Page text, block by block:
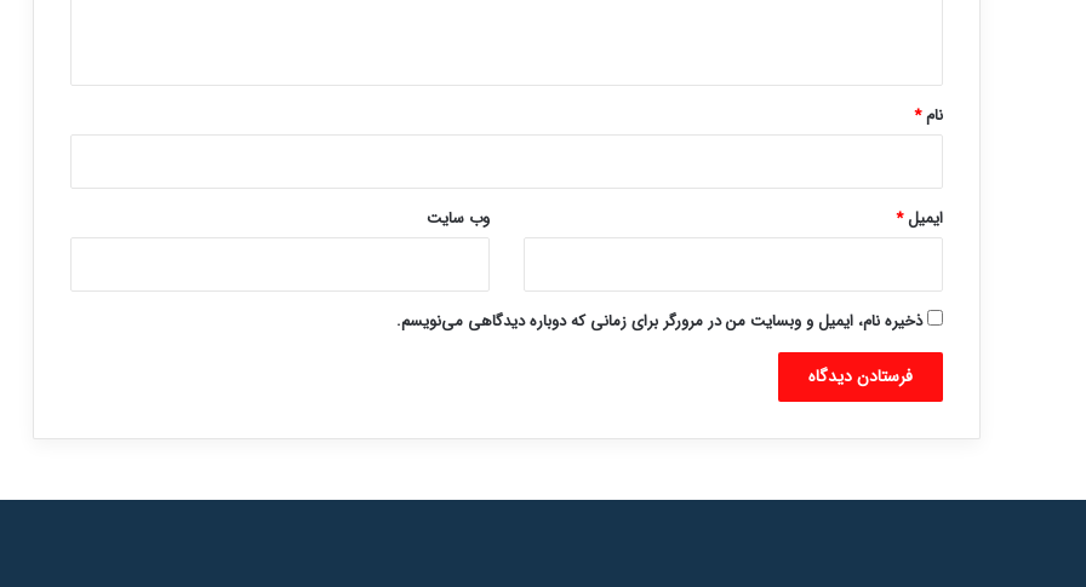
نام*
ایمیل* وب‌ سایت
ذخیره نام، ایمیل و وبسایت من در مرورگر برای زمانی که دوباره دیدگاهی می‌نویسم.